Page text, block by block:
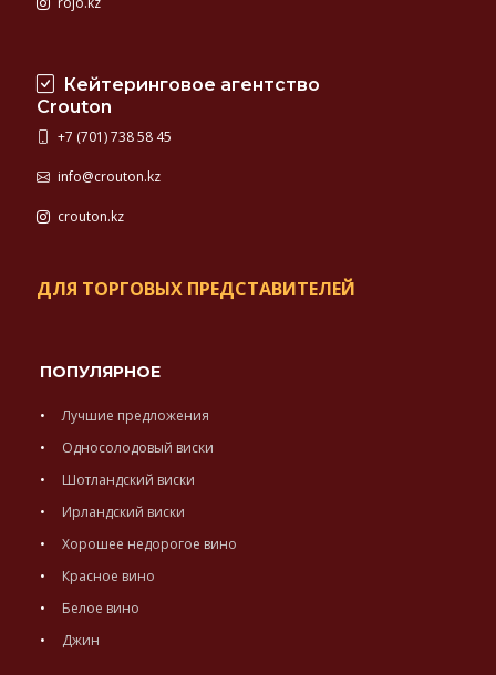
Кейтеринговое агентство
Crouton
+7 (701) 738 58 45
info@crouton.kz
crouton.kz
ДЛЯ ТОРГОВЫХ ПРЕДСТАВИТЕЛЕЙ
ПОПУЛЯРНОЕ
Лучшие предложения
Односолодовый виски
Шотландский виски
Ирландский виски
Хорошее недорогое вино
Красное вино
Белое вино
Джин